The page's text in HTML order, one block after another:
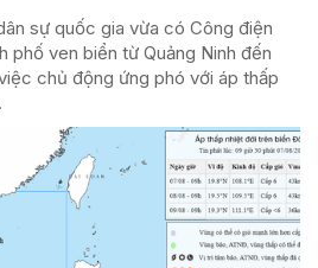
sự quốc gia vừa có Công điện
phố ven biển từ Quảng Ninh đến
chủ động ứng phó với áp thấp